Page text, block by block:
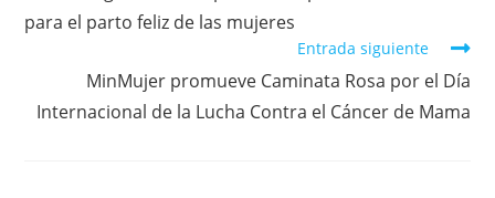
para el parto feliz de las mujeres
Entrada siguiente
MinMujer promueve Caminata Rosa por el Día
Internacional de la Lucha Contra el Cáncer de Mama